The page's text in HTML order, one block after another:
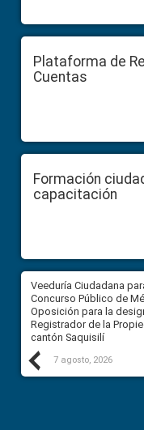
Plataforma de
Cuentas
Formación
capacitación
Previous
Veeduría Ciudadana
Concurso Público de
Oposición para la
Registrador de la
cantón Saquisilí
7 agosto, 2026